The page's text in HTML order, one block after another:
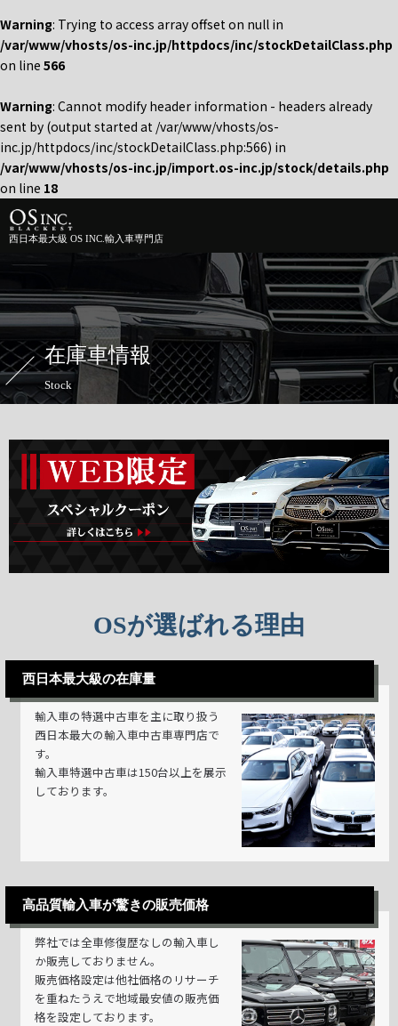
Warning: Trying to access array offset on null in
/var/www/vhosts/os-inc.jp/httpdocs/inc/stockDetailClass.php
on line 566
Warning: Cannot modify header information - headers already
sent by (output started at /var/www/vhosts/os-
inc.jp/httpdocs/inc/stockDetailClass.php:566) in
/var/www/vhosts/os-inc.jp/import.os-inc.jp/stock/details.php
on line 18
西日本最大級 OS INC.輸入車専門店
在庫車情報
Stock
OSが選ばれる理由
西日本最大級の在庫量
輸入車の特選中古車を主に取り扱う
西日本最大の輸入車中古車専門店で
す。
輸入車特選中古車は150台以上を展示
しております。
高品質輸入車が驚きの販売価格
弊社では全車修復歴なしの輸入車し
か販売しておりません。
販売価格設定は他社価格のリサーチ
を重ねたうえで地域最安値の販売価
格を設定しております。